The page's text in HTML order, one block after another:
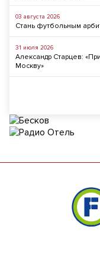
03 августа 2026
Стань футбольным
31 июля 2026
Александр Старцев:
Москву»